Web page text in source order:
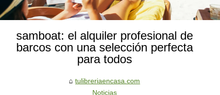
samboat: el alquiler profesional de
barcos con una selección perfecta
para todos
tulibreriaencasa.com
Noticias